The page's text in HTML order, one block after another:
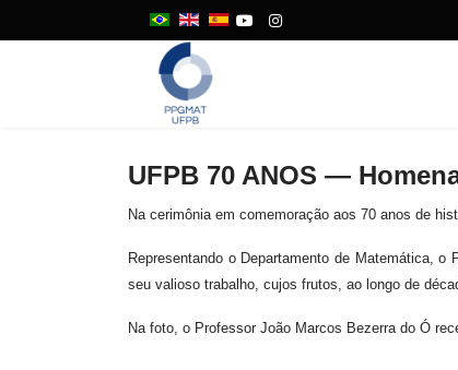
UFPB 70 ANOS —
Na cerimônia em comemoração aos 70 anos de
Representando o Departamento de Matemática,
seu valioso trabalho, cujos frutos, ao longo de
Na foto, o Professor João Marcos Bezerra do Ó